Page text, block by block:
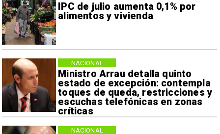
IPC de julio aumenta 0,1% por
alimentos y vivienda
Ministro Arrau detalla quinto
estado de excepción: contempla
toques de queda, restricciones y
escuchas telefónicas en zonas
críticas
NACIONAL
NACIONAL